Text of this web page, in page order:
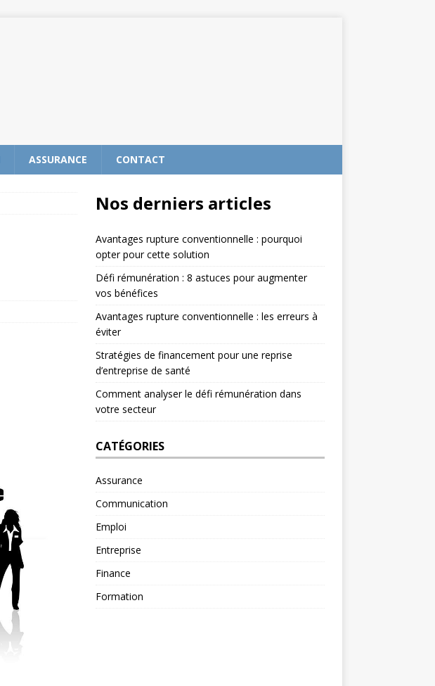
ASSURANCE CONTACT
Nos derniers articles
Avantages rupture conventionnelle : pourquoi
opter pour cette solution
Défi rémunération : 8 astuces pour augmenter
vos bénéfices
Avantages rupture conventionnelle : les erreurs à
éviter
Stratégies de financement pour une reprise
d’entreprise de santé
Comment analyser le défi rémunération dans
votre secteur
CATÉGORIES
Assurance
Communication
Emploi
Entreprise
Finance
Formation